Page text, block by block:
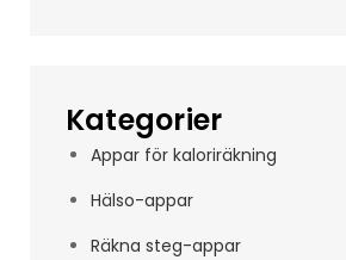
Kategorier
Appar för kaloriräkning
Hälso-appar
Räkna steg-appar